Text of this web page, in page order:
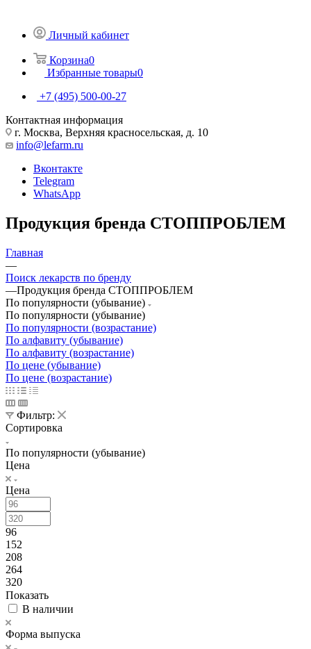
Личный кабинет
Корзина0
Избранные товары0
+7 (495) 500-00-27
Контактная информация
г. Москва, Верхняя красносельская, д. 10
info@lefarm.ru
Вконтакте
Telegram
WhatsApp
Продукция бренда СТОППРОБЛЕМ
Главная
—
Поиск лекарств по бренду
—Продукция бренда СТОППРОБЛЕМ
По популярности (убывание)
По популярности (убывание)
По популярности (возрастание)
По алфавиту (убывание)
По алфавиту (возрастание)
По цене (убывание)
По цене (возрастание)
Фильтр:
Сортировка
По популярности (убывание)
Цена
Цена
96
152
208
264
320
Показать
В наличии
Форма выпуска